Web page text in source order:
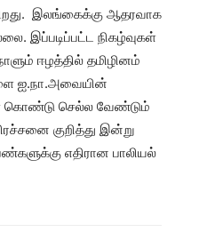
இலங்கைக்கு ஆதரவாக
இப்படிப்பட்ட நிகழ்வுகள்
ஈழத்தில் தமிழினம்
ஐ.நா.அவையின்
கொண்டு செல்ல வேண்டும்
குறித்து இன்று
எதிரான பாலியல்